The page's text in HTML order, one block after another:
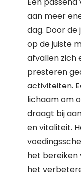
aan meer
dag. Door de
op de juiste
afvallen zich
presteren
activiteiten.
lichaam om
draagt bij
en vitaliteit.
het bereiken
het